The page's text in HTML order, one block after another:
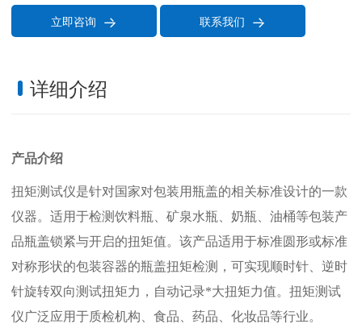
立即咨询  联系我们 
详细介绍
产品介绍
扭矩测试仪是针对国家对包装用瓶盖的相关标准设计的一款
仪器。适用于检测饮料瓶、矿泉水瓶、奶瓶、油桶等包装产
品瓶盖锁紧与开启的扭矩值。该产品适用于标准圆形或标准
对称形状的包装容器的瓶盖扭矩检测，可实现顺时针、逆时
针旋转双向测试扭矩力，自动记录*大扭矩力值。扭矩测试
仪广泛应用于质检机构、食品、药品、化妆品等行业。